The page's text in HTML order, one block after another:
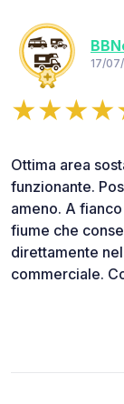
17/
Ottima area
funzionante.
ameno. A
fiume che
direttamente
commerciale.